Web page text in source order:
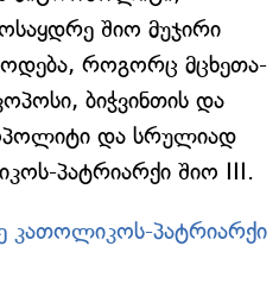
შიო მუჯირი
როგორც მცხეთა-
ბიჭვინთის და
და სრულიად
პატრიარქი შიო III.
კათოლიკოს-პატრიარქი